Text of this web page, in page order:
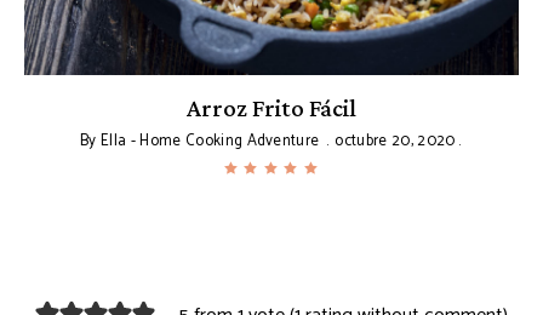
Arroz Frito Fácil
ByElla - Home Cooking Adventure octubre 20, 2020